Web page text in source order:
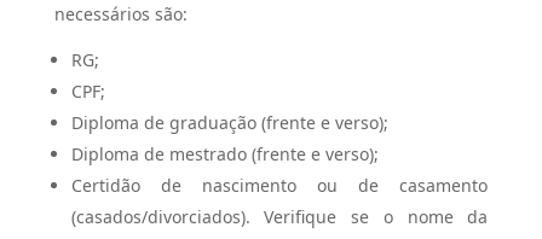
necessários são:
RG;
CPF;
Diploma de graduação (frente e verso);
Diploma de mestrado (frente e verso);
Certidão de nascimento ou de casamento
(casados/divorciados). Verifique se o nome da